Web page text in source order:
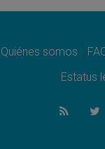
Quiénes somos
Estatus